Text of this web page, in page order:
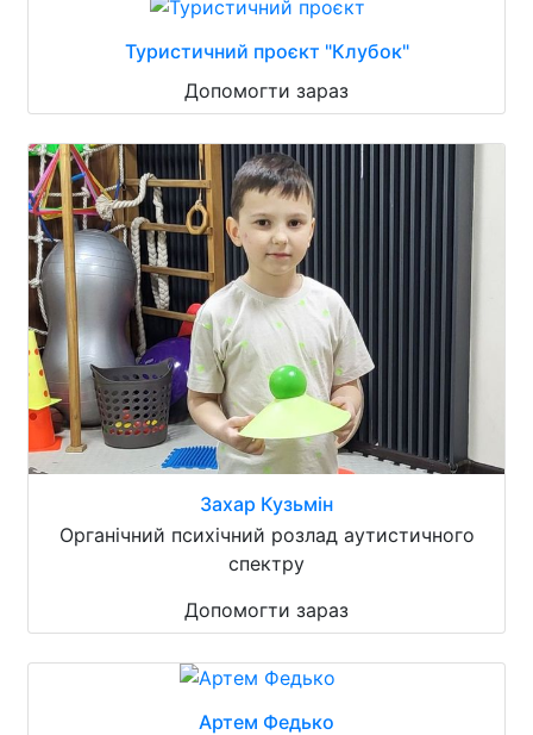
Туристичний проєкт "Клубок"
Допомогти зараз
Захар Кузьмін
Органічний психічний розлад аутистичного
спектру
Допомогти зараз
Артем Федько